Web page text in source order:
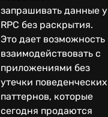
запрашивать данные у
RPC без раскрытия.
Это дает возможность
взаимодействовать с
приложениями без
утечки поведенческих
паттернов, которые
сегодня продаются